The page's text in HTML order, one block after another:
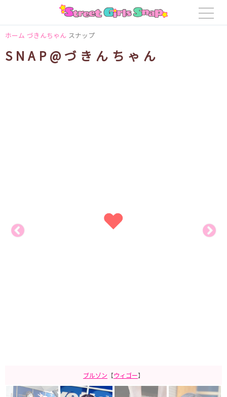
ホーム づきんちゃん スナップ
SNAP@づきんちゃん
ブルゾン 【ウィゴー】